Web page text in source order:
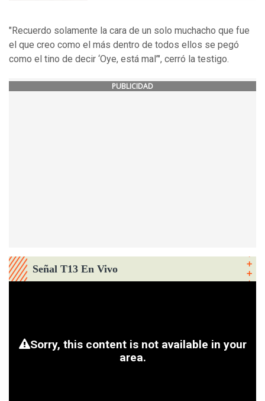
"Recuerdo solamente la cara de un solo muchacho que fue
el que creo como el más dentro de todos ellos se pegó
como el tino de decir ‘Oye, está mal’", cerró la testigo.
PUBLICIDAD
Señal T13 En Vivo